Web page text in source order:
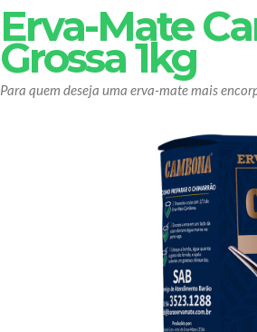
Erva-Mate
Grossa 1kg
Para quem deseja uma erva-mate mais